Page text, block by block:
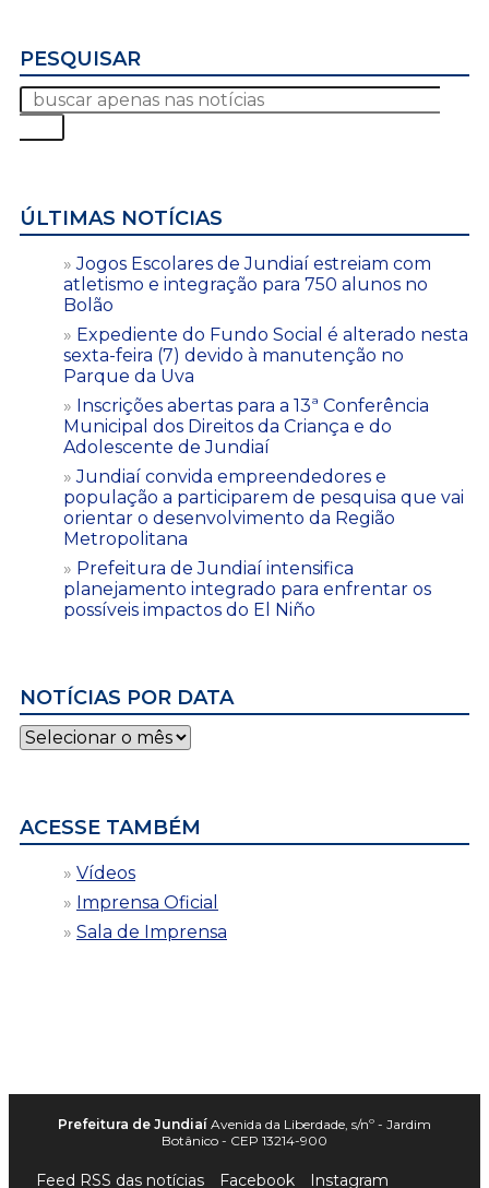
PESQUISAR
ÚLTIMAS NOTÍCIAS
Jogos Escolares de Jundiaí estreiam com
atletismo e integração para 750 alunos no
Bolão
Expediente do Fundo Social é alterado nesta
sexta-feira (7) devido à manutenção no
Parque da Uva
Inscrições abertas para a 13ª Conferência
Municipal dos Direitos da Criança e do
Adolescente de Jundiaí
Jundiaí convida empreendedores e
população a participarem de pesquisa que vai
orientar o desenvolvimento da Região
Metropolitana
Prefeitura de Jundiaí intensifica
planejamento integrado para enfrentar os
possíveis impactos do El Niño
NOTÍCIAS POR DATA
Notícias
por
ACESSE TAMBÉM
Vídeos
Imprensa Oficial
Sala de Imprensa
Prefeitura de Jundiaí Avenida da Liberdade, s/nº - Jardim
Botânico - CEP 13214-900
Feed RSS das notícias Facebook Instagram